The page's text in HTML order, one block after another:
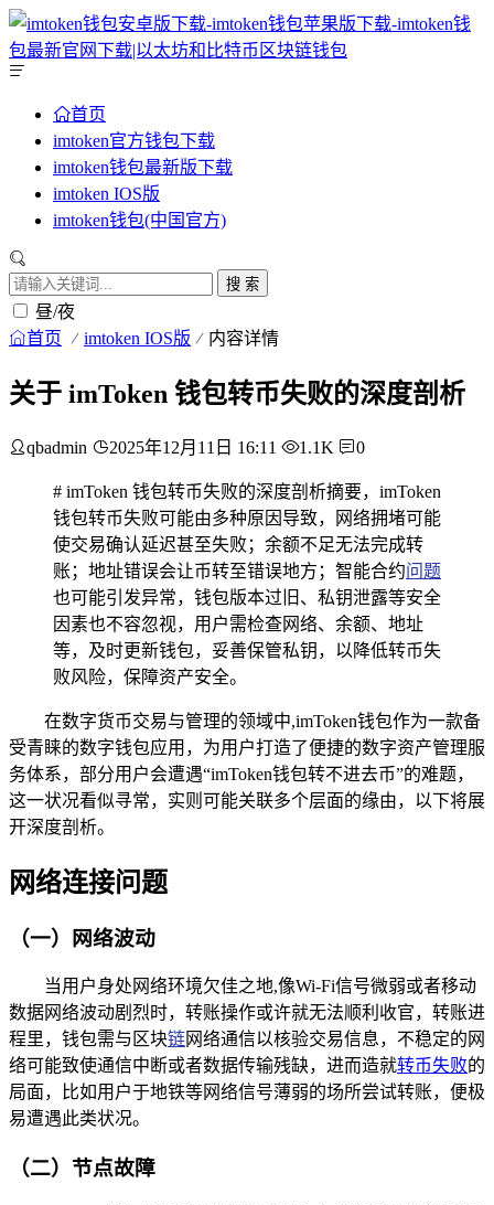
首页
imtoken官方钱包下载
imtoken钱包最新版下载
imtoken IOS版
imtoken钱包(中国官方)
搜 索
昼/夜
首页 imtoken IOS版 内容详情
关于 imToken 钱包转币失败的深度剖析
qbadmin 2025年12月11日 16:11 1.1K 0
# imToken 钱包转币失败的深度剖析摘要，imToken
钱包转币失败可能由多种原因导致，网络拥堵可能
使交易确认延迟甚至失败；余额不足无法完成转
账；地址错误会让币转至错误地方；智能合约问题
也可能引发异常，钱包版本过旧、私钥泄露等安全
因素也不容忽视，用户需检查网络、余额、地址
等，及时更新钱包，妥善保管私钥，以降低转币失
败风险，保障资产安全。
在数字货币交易与管理的领域中,imToken钱包作为一款备
受青睐的数字钱包应用，为用户打造了便捷的数字资产管理服
务体系，部分用户会遭遇“imToken钱包转不进去币”的难题，
这一状况看似寻常，实则可能关联多个层面的缘由，以下将展
开深度剖析。
网络连接问题
（一）网络波动
当用户身处网络环境欠佳之地,像Wi-Fi信号微弱或者移动
数据网络波动剧烈时，转账操作或许就无法顺利收官，转账进
程里，钱包需与区块链网络通信以核验交易信息，不稳定的网
络可能致使通信中断或者数据传输残缺，进而造就转币失败的
局面，比如用户于地铁等网络信号薄弱的场所尝试转账，便极
易遭遇此类状况。
（二）节点故障